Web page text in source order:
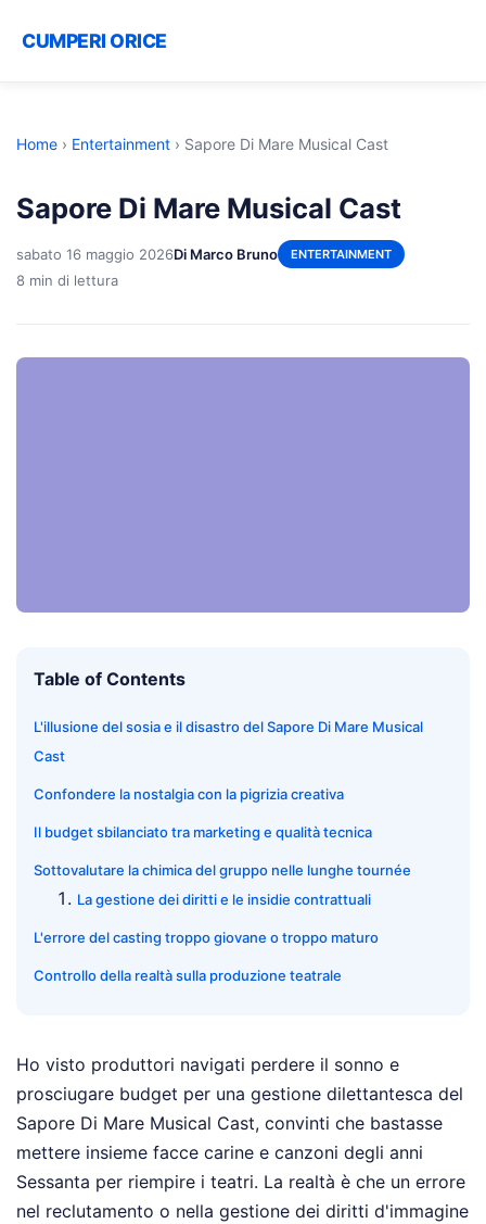
CUMPERI ORICE
Home › Entertainment › Sapore Di Mare Musical Cast
Sapore Di Mare Musical Cast
sabato 16 maggio 2026Di Marco Bruno ENTERTAINMENT
8 min di lettura
Table of Contents
L'illusione del sosia e il disastro del Sapore Di Mare Musical
Cast
Confondere la nostalgia con la pigrizia creativa
Il budget sbilanciato tra marketing e qualità tecnica
Sottovalutare la chimica del gruppo nelle lunghe tournée
La gestione dei diritti e le insidie contrattuali
L'errore del casting troppo giovane o troppo maturo
Controllo della realtà sulla produzione teatrale
Ho visto produttori navigati perdere il sonno e
prosciugare budget per una gestione dilettantesca del
Sapore Di Mare Musical Cast, convinti che bastasse
mettere insieme facce carine e canzoni degli anni
Sessanta per riempire i teatri. La realtà è che un errore
nel reclutamento o nella gestione dei diritti d'immagine